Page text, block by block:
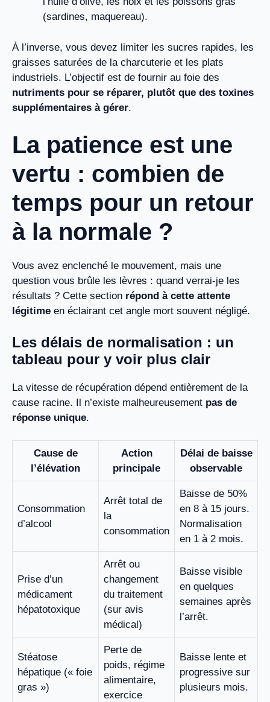
(sardines, maquereau).
À l’inverse, vous devez limiter les sucres rapides, les
graisses saturées de la charcuterie et les plats
industriels. L’objectif est de fournir au foie des
nutriments pour se réparer, plutôt que des toxines
supplémentaires à gérer.
La patience est une
vertu : combien de
temps pour un retour
à la normale ?
Vous avez enclenché le mouvement, mais une
question vous brûle les lèvres : quand verrai-je les
résultats ? Cette section répond à cette attente
légitime en éclairant cet angle mort souvent négligé.
Les délais de normalisation : un
tableau pour y voir plus clair
La vitesse de récupération dépend entièrement de la
cause racine. Il n’existe malheureusement pas de
réponse unique.
Cause de
l’élévation
Action
principale
Délai de baisse
observable
Consommation
d’alcool
Arrêt total de
la
consommation
Baisse de 50%
en 8 à 15 jours.
Normalisation
en 1 à 2 mois.
Prise d’un
médicament
hépatotoxique
Arrêt ou
changement
du traitement
(sur avis
médical)
Baisse visible
en quelques
semaines après
l’arrêt.
Stéatose
hépatique (« foie
gras »)
Perte de
poids, régime
alimentaire,
exercice
Baisse lente et
progressive sur
plusieurs mois.